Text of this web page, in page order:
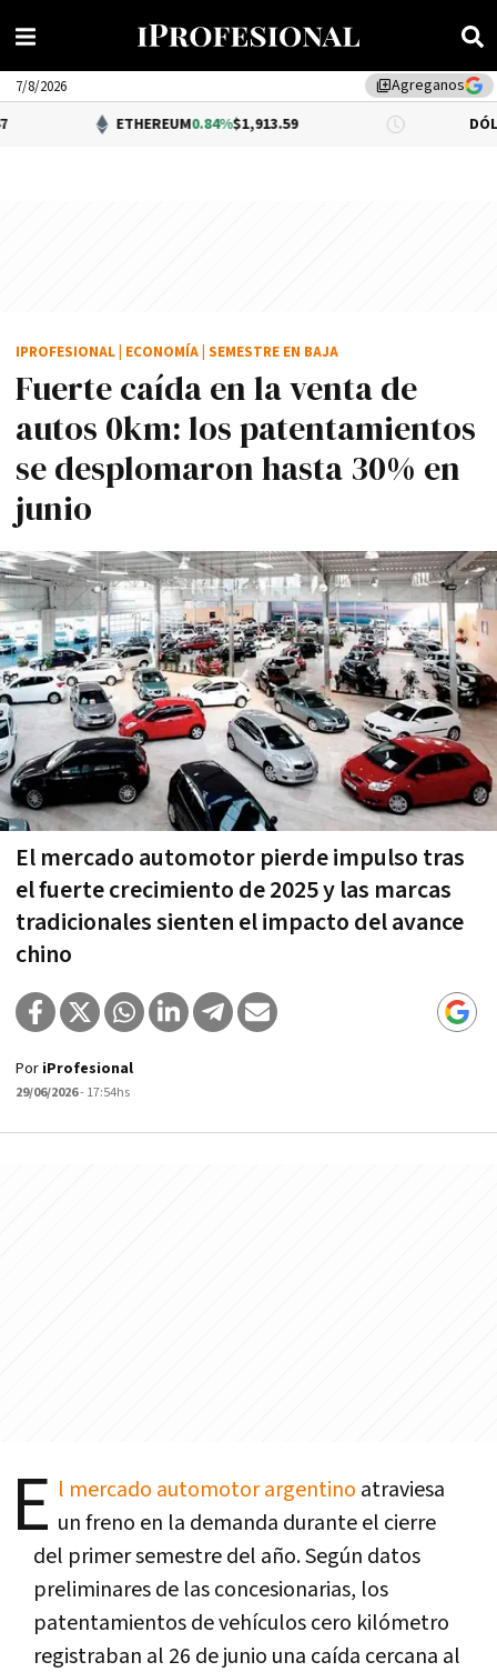
library_addAgreganos
7/8/2026
ETHEREUM0.84%$1,913.59 DÓLAR BNA
Fuerte caída en la venta de
autos 0km: los patentamientos
se desplomaron hasta 30% en
junio
El mercado automotor pierde impulso tras
el fuerte crecimiento de 2025 y las marcas
tradicionales sienten el impacto del avance
chino
IPROFESIONAL ECONOMÍA SEMESTRE EN BAJA
Por iProfesional
29/06/2026- 17:54hs
E l mercado automotor argentino atraviesa
un freno en la demanda durante el cierre
del primer semestre del año. Según datos
preliminares de las concesionarias, los
patentamientos de vehículos cero kilómetro
registraban al 26 de junio una caída cercana al